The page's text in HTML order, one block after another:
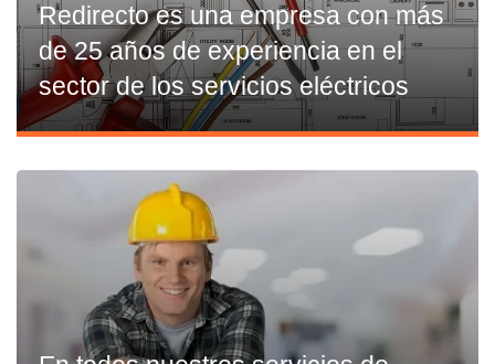
Redirecto es una empresa con más
de 25 años de experiencia en el
sector de los servicios eléctricos